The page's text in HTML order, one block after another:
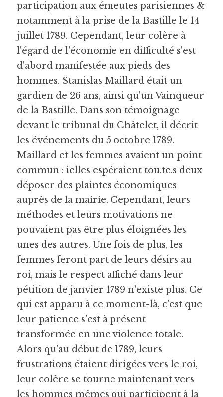
participation aux émeutes parisiennes &
notamment à la prise de la Bastille le 14
juillet 1789. Cependant, leur colère à
l'égard de l'économie en difficulté s'est
d'abord manifestée aux pieds des
hommes. Stanislas Maillard était un
gardien de 26 ans, ainsi qu'un Vainqueur
de la Bastille. Dans son témoignage
devant le tribunal du Châtelet, il décrit
les événements du 5 octobre 1789.
Maillard et les femmes avaient un point
commun : ielles espéraient tou.te.s deux
déposer des plaintes économiques
auprès de la mairie. Cependant, leurs
méthodes et leurs motivations ne
pouvaient pas être plus éloignées les
unes des autres. Une fois de plus, les
femmes feront part de leurs désirs au
roi, mais le respect affiché dans leur
pétition de janvier 1789 n'existe plus. Ce
qui est apparu à ce moment-là, c'est que
leur patience s'est à présent
transformée en une violence totale.
Alors qu'au début de 1789, leurs
frustrations étaient dirigées vers le roi,
leur colère se tourne maintenant vers
les hommes mêmes qui participent à la